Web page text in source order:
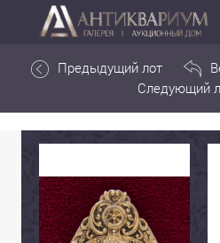
Предыдущий лот
Следующий